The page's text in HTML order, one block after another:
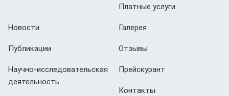
Платные услуги
Новости
Публикации
Научно-исследовательская
деятельность
Галерея
Отзывы
Прейскурант
Контакты